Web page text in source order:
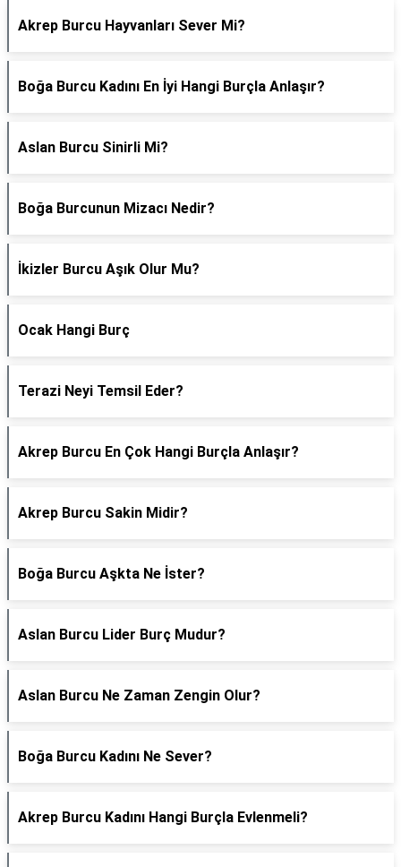
Akrep Burcu Hayvanları Sever Mi?
Boğa Burcu Kadını En İyi Hangi Burçla Anlaşır?
Aslan Burcu Sinirli Mi?
Boğa Burcunun Mizacı Nedir?
İkizler Burcu Aşık Olur Mu?
Ocak Hangi Burç
Terazi Neyi Temsil Eder?
Akrep Burcu En Çok Hangi Burçla Anlaşır?
Akrep Burcu Sakin Midir?
Boğa Burcu Aşkta Ne İster?
Aslan Burcu Lider Burç Mudur?
Aslan Burcu Ne Zaman Zengin Olur?
Boğa Burcu Kadını Ne Sever?
Akrep Burcu Kadını Hangi Burçla Evlenmeli?